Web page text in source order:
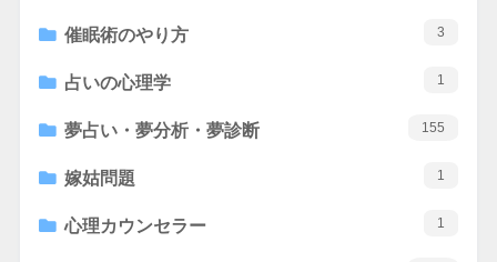
催眠術のやり方 3
占いの心理学 1
夢占い・夢分析・夢診断 155
嫁姑問題 1
心理カウンセラー 1